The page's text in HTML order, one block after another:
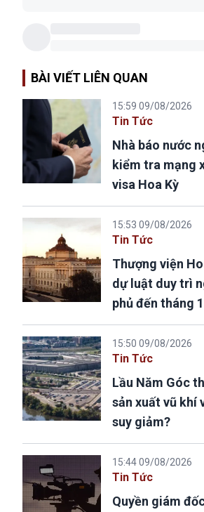
BÀI VIẾT LIÊN QUAN
15:59 09/08/2026
Tin Tức
Nhà báo nước
kiểm tra mạng
visa Hoa Kỳ
15:53 09/08/2026
Tin Tức
Thượng viện
dự luật duy trì
phủ đến tháng
15:50 09/08/2026
Tin Tức
Lầu Năm Góc
sản xuất vũ khí
suy giảm?
15:44 09/08/2026
Tin Tức
Quyền giám